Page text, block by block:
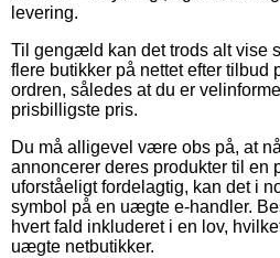
levering.
Til gengæld kan det trods alt vise
flere butikker på nettet efter tilbud
ordren, således at du er
prisbilligste pris.
Du må alligevel være obs på, at
annoncerer deres produkter til en
uforståeligt fordelagtig, kan det i
symbol på en uægte e-handler.
hvert fald inkluderet i en lov,
uægte netbutikker.